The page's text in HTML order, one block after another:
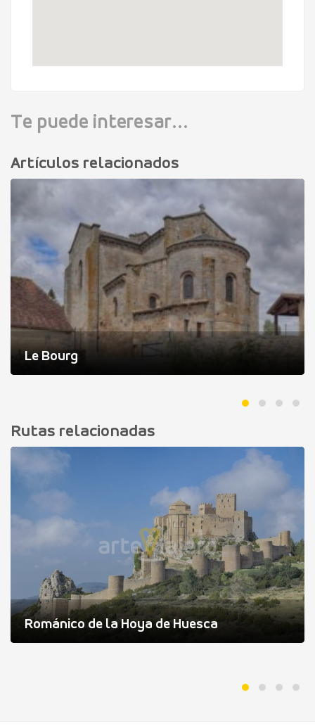
Te puede interesar...
Artículos relacionados
Le Bourg
Rutas relacionadas
Románico de la Hoya de Huesca